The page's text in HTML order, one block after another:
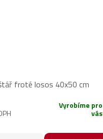
froté losos 40x50 cm
Vyrobíme pro
vás